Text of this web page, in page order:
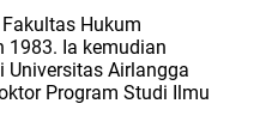
Hukum
1983. Ia kemudian
Airlangga
Program Studi Ilmu